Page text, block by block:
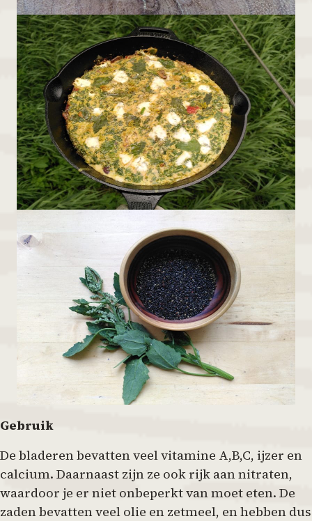
Gebruik
De bladeren bevatten veel vitamine A,B,C, ijzer en
calcium. Daarnaast zijn ze ook rijk aan nitraten,
waardoor je er niet onbeperkt van moet eten. De
zaden bevatten veel olie en zetmeel, en hebben dus